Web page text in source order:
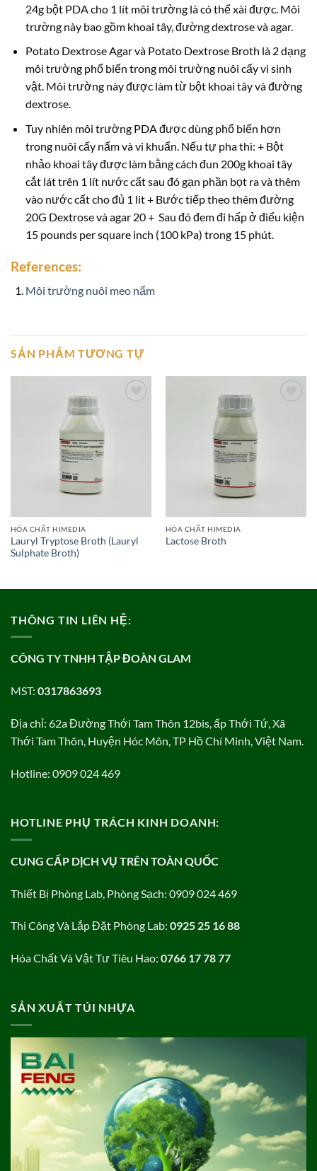
24g bột PDA cho 1 lít môi trường là có thể xài được. Môi
trường này bao gồm khoai tây, đường dextrose và agar.
Potato Dextrose Agar và Potato Dextrose Broth là 2 dạng
môi trường phổ biến trong môi trường nuôi cấy vi sinh
vật. Môi trường này được làm từ bột khoai tây và đường
dextrose.
Tuy nhiên môi trường PDA được dùng phổ biến hơn
trong nuôi cấy nấm và vi khuẩn. Nếu tự pha thì: + Bột
nhảo khoai tây được làm bằng cách đun 200g khoai tây
cắt lát trên 1 lít nước cất sau đó gạn phần bọt ra và thêm
vào nước cất cho đủ 1 lit + Bước tiếp theo thêm đường
20G Dextrose và agar 20 + Sau đó đem đi hấp ở điểu kiện
15 pounds per square inch (100 kPa) trong 15 phút.
References:
Môi trường nuôi meo nấm
SẢN PHẨM TƯƠNG TỰ
HÓA CHẤT HIMEDIA
Lauryl Tryptose Broth (Lauryl
Sulphate Broth)
HÓA CHẤT HIMEDIA
Lactose Broth
THÔNG TIN LIÊN HỆ:
CÔNG TY TNHH TẬP ĐOÀN GLAM
MST: 0317863693
Địa chỉ: 62a Đường Thới Tam Thôn 12bis, ấp Thới Tứ, Xã
Thới Tam Thôn, Huyện Hóc Môn, TP Hồ Chí Minh, Việt Nam.
Hotline: 0909 024 469
HOTLINE PHỤ TRÁCH KINH DOANH:
CUNG CẤP DỊCH VỤ TRÊN TOÀN QUỐC
Thiết Bị Phòng Lab, Phòng Sạch: 0909 024 469
Thi Công Và Lắp Đặt Phòng Lab: 0925 25 16 88
Hóa Chất Và Vật Tư Tiêu Hao: 0766 17 78 77
SẢN XUẤT TÚI NHỰA